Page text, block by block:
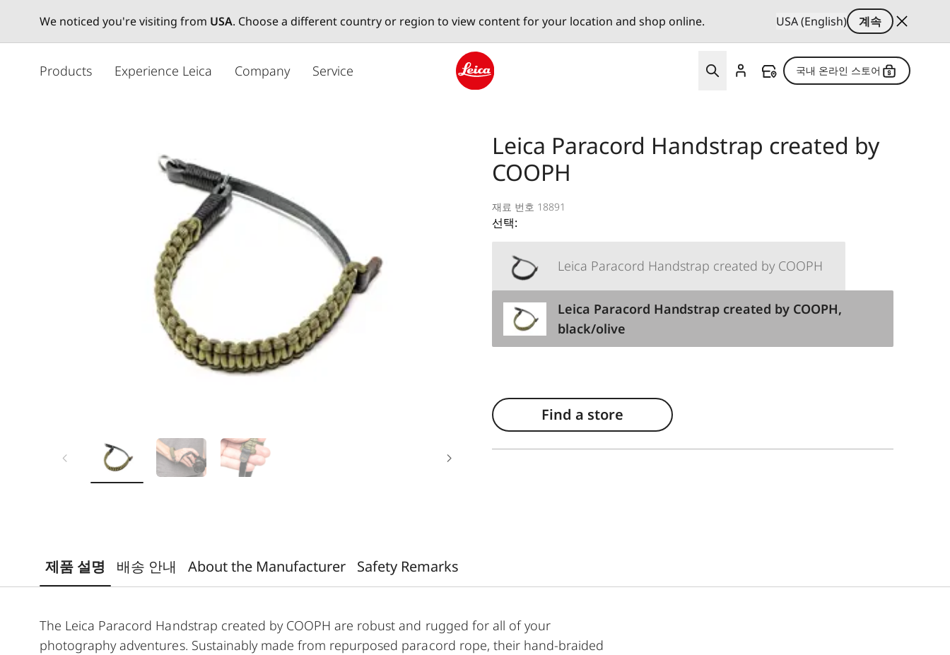
We noticed you're visiting from USA. Choose a different country or region to view content for your location and shop online. USA (English)
계속
Products Experience Leica Company Service 국내 온라인 스토어
Leica Paracord Handstrap created by
COOPH
재료 번호 18891
선택:
Leica Paracord Handstrap created by COOPH
Leica Paracord Handstrap created by COOPH,
black/olive
Find a store
제품 설명 배송 안내 About the Manufacturer Safety Remarks
The Leica Paracord Handstrap created by COOPH are robust and rugged for all of your
photography adventures. Sustainably made from repurposed paracord rope, their hand-braided